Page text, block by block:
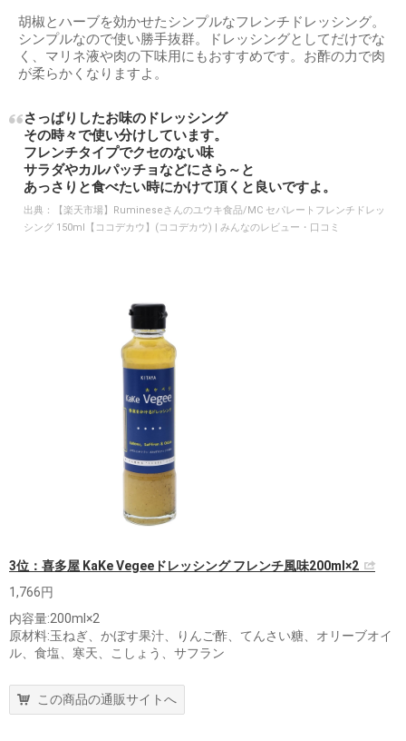
胡椒とハーブを効かせたシンプルなフレンチドレッシング。
シンプルなので使い勝手抜群。ドレッシングとしてだけでな
く、マリネ液や肉の下味用にもおすすめです。お酢の力で肉
が柔らかくなりますよ。
さっぱりしたお味のドレッシング
その時々で使い分けしています。
フレンチタイプでクセのない味
サラダやカルパッチョなどにさら～と
あっさりと食べたい時にかけて頂くと良いですよ。
出典：
【楽天市場】Rumineseさんのユウキ食品/MC セパレートフレンチドレッ
シング 150ml【ココデカウ】(ココデカウ) | みんなのレビュー・口コミ
3位：喜多屋 KaKe Vegeeドレッシング フレンチ風味200ml×2
1,766円
内容量:200ml×2
原材料:玉ねぎ、かぼす果汁、りんご酢、てんさい糖、オリーブオイ
ル、食塩、寒天、こしょう、サフラン
この商品の通販サイトへ